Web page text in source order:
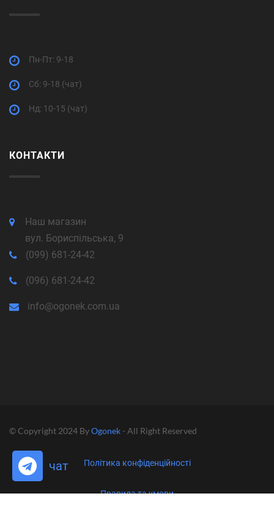
чат
Пн-Пт: 9-18
Cб: 9-18 (чат)
Нд: 10-15 (чат)
КОНТАКТИ
Наш магазин
вул. Бориспільська, 9
(099) 681-24-42
(096) 681-24-42
info@ogonek.com.ua
© Copyright 2024 ByOgonek - All Right Reserved
Політика конфіденційності
Правила та умови